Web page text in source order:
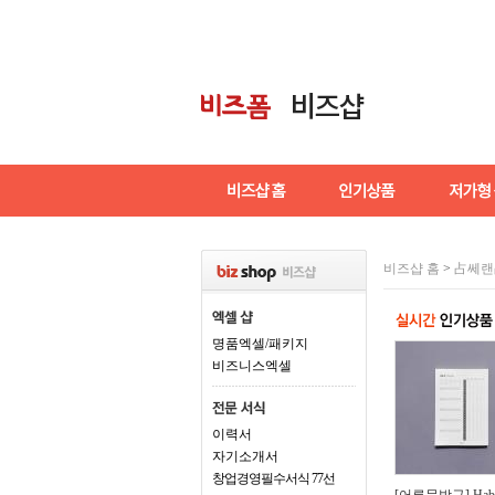
명품엑셀/패키지
비즈니스엑셀
이력서
자기소개서
창업경영필수서식 77선
비즈샵 홈 > 占쎄